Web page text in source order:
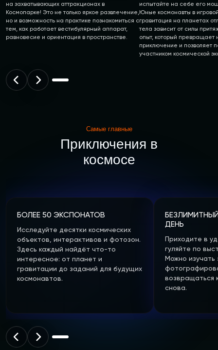
на захватывающих аттракционах в
Космопарке! Это не только яркое развлечение,
но и возможность на практике познакомиться с
тем, как работает вестибулярный аппарат,
равновесие и ориентация в пространстве.
испытайте на себе его
Юные космонавты в
гравитация на планетах
тела зависит от силы
опыт, который превращает
приключение и позволяет
участником космической
Самые главные
Приключения в
космосе
БОЛЕЕ 50 ЭКСПОНАТОВ
Исследуйте десятки космических
объектов, интерактивов и фотозон.
Здесь каждый найдёт что-то
интересное: от планет и
гравитации до заданий для будущих
космонавтов.
ДЕНЬ
Приходите в
гуляйте по
Можно изучать
возвращаться
снова.